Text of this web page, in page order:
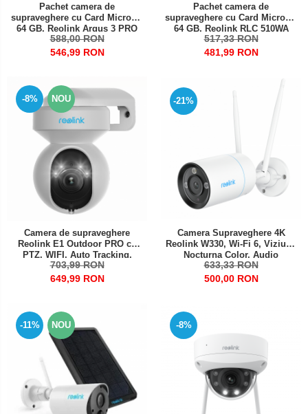
Pachet camera de
supraveghere cu Card MicroSD
64 GB, Reolink Argus 3 PRO
WIFI, rezolutie 2K
588,00 RON
546,99 RON
Pachet camera de
supraveghere cu Card MicroSD
64 GB, Reolink RLC 510WA
WIFI, rezolutie de 5MP Super
HD
517,33 RON
481,99 RON
-8% NOU
Camera de supraveghere
Reolink E1 Outdoor PRO cu
PTZ, WIFI, Auto Tracking,
detectare persoana/vehicul,
vedere nocturna color,
703,99 RON
649,99 RON
-21%
Camera Supraveghere 4K
Reolink W330, Wi-Fi 6, Viziune
Nocturna Color, Audio
Bidirectional, Detectie
Persoane/Vehicule/Animale,
633,33 RON
500,00 RON
-11% NOU -8%